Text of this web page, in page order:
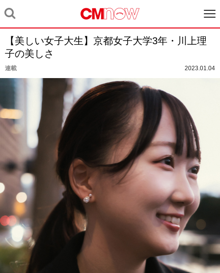
【美しい女子大生】京都女子大学3年・川上理
子の美しさ
連載 2023.01.04